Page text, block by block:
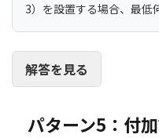
3）を設置する場合、最低
解答を見る
パターン5：付